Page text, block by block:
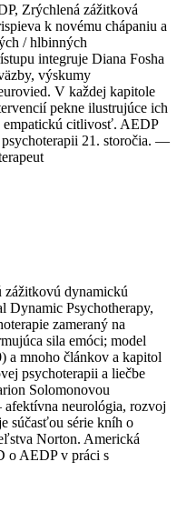
Zrýchlená zážitková
k novému chápaniu a
/ hlbinných
integruje Diana Fosha
výskumy
V každej kapitole
pekne ilustrujúce ich
citlivosť. AEDP
21. storočia. —
dynamickú
Dynamic Psychotherapy,
zameraný na
sila emóci; model
a mnoho článkov a kapitol
psychoterapii a liečbe
Solomonovou
neurológia, rozvoj
súčasťou série kníh o
Norton. Americká
o AEDP v práci s